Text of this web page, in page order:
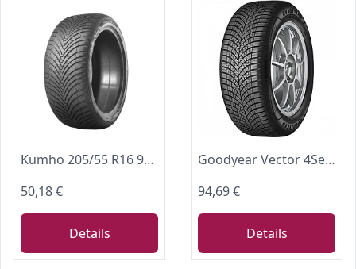
Kumho 205/55 R16 91H Solus HA32 M+S PKW Ganzjahresreifen, 205/55R16 91H - M+S/3PMSF
50,18 €
Details
Goodyear Vector 4Seasons Gen-3 | Ganzjahresreifen
94,69 €
Details